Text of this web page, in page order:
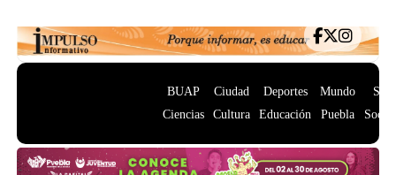
BUAP
Ciencias
Ciudad
Cultura
Deportes
Educación
Mundo
Puebla